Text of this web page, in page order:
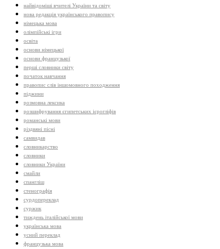
найвідоміші вчителі України та світу
нова редакція українського правопису
німецька мова
олімпійські ігри
освіта
основи німецької
основи французької
перші словники світу
початок навчання
правопис слів іншомовного походження
піджини
розмовна лексика
розшифрування єгипетських ієрогліфів
романські мови
різдвяні пісні
самвидав
словникарство
словники
словники України
смайли
спангліш
стенографія
сурдопереклад
суржик
тиждень італійської мови
українська мова
усний переклад
французька мова